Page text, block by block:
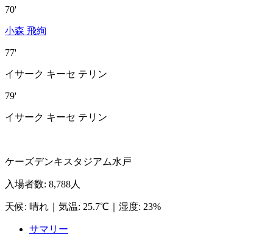
70'
小森 飛絢
77'
イサーク キーセ テリン
79'
イサーク キーセ テリン
ケーズデンキスタジアム水戸
入場者数: 8,788人
天候: 晴れ 気温: 25.7℃ 湿度: 23%
サマリー